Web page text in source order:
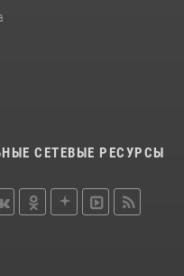
СЕТЕВЫЕ РЕСУРСЫ